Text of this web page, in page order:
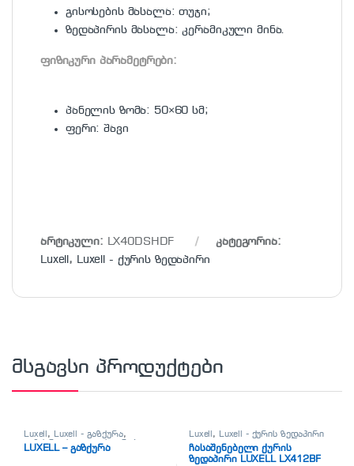
გისოსების მასალა: თუჯი;
ზედაპირის მასალა: კერამიკული მინა.
ფიზიკური პარამეტრები:
პანელის ზომა: 50×60 სმ;
ფერი: შავი
არტიკული: LX40DSHDF
კატეგორია:
Luxell , Luxell - ქურის ზედაპირი
მსგავსი პროდუქტები
Luxell , Luxell - გაზქურა,
გაზქურა
საყოფაცხოვრებო
ტექნიკა
LUXELL – გაზქურა
Luxell , Luxell - ქურის ზედაპირი
ჩასაშენებელი ქურის
ზედაპირი LUXELL LX412BF